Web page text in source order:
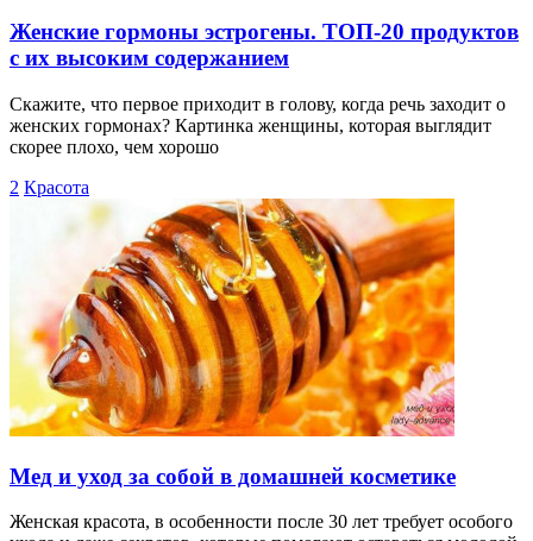
Женские гормоны эстрогены. ТОП-20 продуктов
с их высоким содержанием
Скажите, что первое приходит в голову, когда речь заходит о
женских гормонах? Картинка женщины, которая выглядит
скорее плохо, чем хорошо
2 Красота
Мед и уход за собой в домашней косметике
Женская красота, в особенности после 30 лет требует особого